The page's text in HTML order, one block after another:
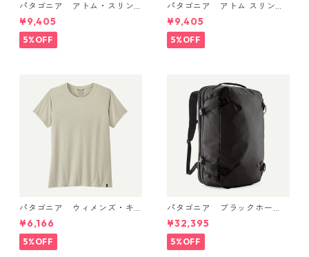
パタゴニア アトム・スリン
グ 8L (カラー Black) Patago
nia Atom Sling Bag 8L 日本
正規品 製品番号 48262
¥9,405
5%OFF
パタゴニア アトム スリング
8L Smolder Blue 48262 Pata
gonia Atom Sling Bag 8L 日
本正規品
¥9,405
5%OFF
パタゴニア ウィメンズ・キ
ャプリーン・クール・デイリ
ー・シャツ Dyno White 4522
6
¥6,166
5%OFF
パタゴニア ブラックホー
ル・MLC 45L Black w/Black
49307 日本正規品
¥32,395
5%OFF